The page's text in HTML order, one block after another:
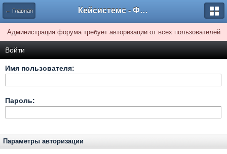
← Главная Кейсистемс - Форумы
Администрация форума требует авторизации от всех пользователей
Войти
Имя пользователя:
Пароль:
Параметры авторизации